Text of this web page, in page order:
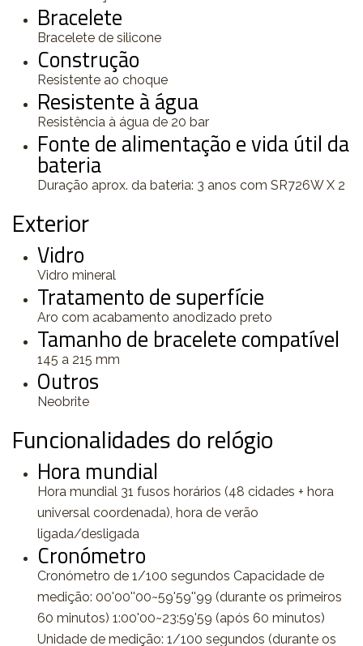
Bracelete
Bracelete de silicone
Construção
Resistente ao choque
Resistente à água
Resistência à água de 20 bar
Fonte de alimentação e vida útil da
bateria
Duração aprox. da bateria: 3 anos com SR726W X 2
Exterior
Vidro
Vidro mineral
Tratamento de superfície
Aro com acabamento anodizado preto
Tamanho de bracelete compatível
145 a 215 mm
Outros
Neobrite
Funcionalidades do relógio
Hora mundial
Hora mundial 31 fusos horários (48 cidades + hora
universal coordenada), hora de verão
ligada/desligada
Cronómetro
Cronómetro de 1/100 segundos Capacidade de
medição: 00'00''00~59'59''99 (durante os primeiros
60 minutos) 1:00'00~23:59'59 (após 60 minutos)
Unidade de medição: 1/100 segundos (durante os